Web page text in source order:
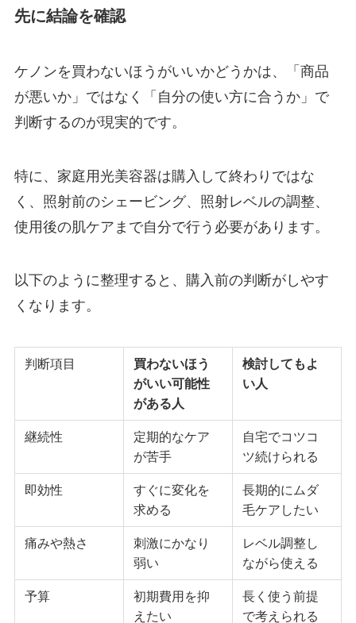
先に結論を確認
ケノンを買わないほうがいいかどうかは、「商品
が悪いか」ではなく「自分の使い方に合うか」で
判断するのが現実的です。
特に、家庭用光美容器は購入して終わりではな
く、照射前のシェービング、照射レベルの調整、
使用後の肌ケアまで自分で行う必要があります。
以下のように整理すると、購入前の判断がしやす
くなります。
判断項目
買わないほう
がいい可能性
がある人
検討してもよ
い人
継続性
定期的なケア
が苦手
自宅でコツコ
ツ続けられる
即効性
すぐに変化を
求める
長期的にムダ
毛ケアしたい
痛みや熱さ
刺激にかなり
弱い
レベル調整し
ながら使える
予算
初期費用を抑
えたい
長く使う前提
で考えられる